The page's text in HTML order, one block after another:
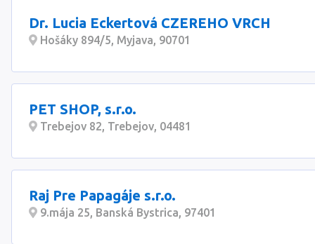
Dr. Lucia Eckertová CZEREHO VRCH
Hošáky 894/5, Myjava, 90701
PET SHOP, s.r.o.
Trebejov 82, Trebejov, 04481
Raj Pre Papagáje s.r.o.
9.mája 25, Banská Bystrica, 97401